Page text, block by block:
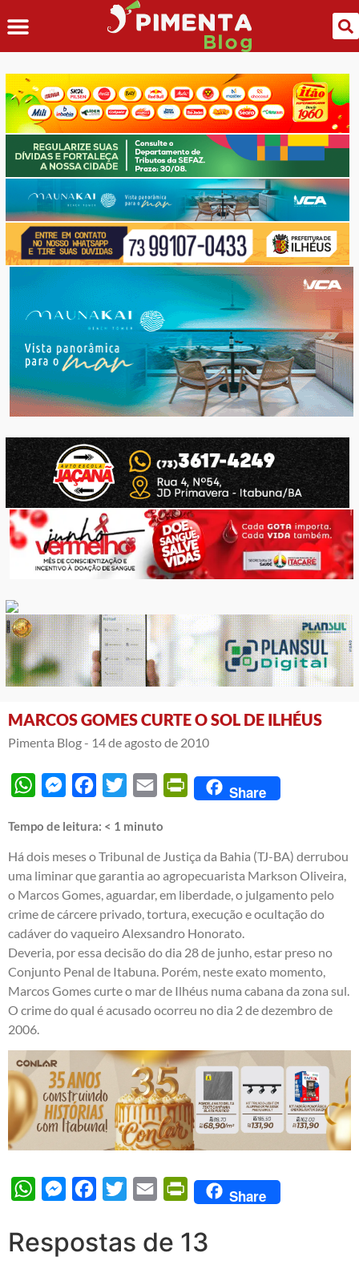
MARCOS GOMES CURTE O SOL DE ILHÉUS
Pimenta Blog - 14 de agosto de 2010
WhatsAppMessengerFacebook
Twitter Email PrintFriendly
Share
Tempo de leitura: < 1 minuto
Há dois meses o Tribunal de Justiça da Bahia (TJ-BA) derrubou
uma liminar que garantia ao agropecuarista Markson Oliveira,
o Marcos Gomes, aguardar, em liberdade, o julgamento pelo
crime de cárcere privado, tortura, execução e ocultação do
cadáver do vaqueiro Alexsandro Honorato.
Deveria, por essa decisão do dia 28 de junho, estar preso no
Conjunto Penal de Itabuna. Porém, neste exato momento,
Marcos Gomes curte o mar de Ilhéus numa cabana da zona sul.
O crime do qual é acusado ocorreu no dia 2 de dezembro de
2006.
WhatsAppMessengerFacebook
Twitter Email PrintFriendly
Share
Respostas de 13